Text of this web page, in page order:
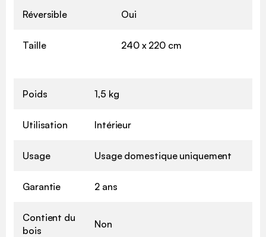
Réversible Oui
Taille 240 x 220 cm
Poids 1,5 kg
Utilisation Intérieur
Usage Usage domestique uniquement
Garantie 2 ans
Contient du
bois
Non